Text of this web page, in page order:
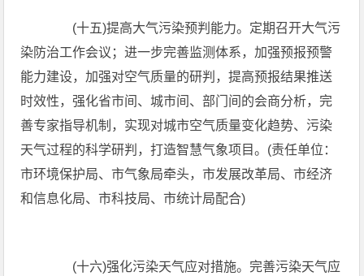
(十五)提高大气污染预判能力。定期召开大气污
染防治工作会议；进一步完善监测体系，加强预报预警
能力建设，加强对空气质量的研判，提高预报结果推送
时效性，强化省市间、城市间、部门间的会商分析，完
善专家指导机制，实现对城市空气质量变化趋势、污染
天气过程的科学研判，打造智慧气象项目。(责任单位：
市环境保护局、市气象局牵头，市发展改革局、市经济
和信息化局、市科技局、市统计局配合)
(十六)强化污染天气应对措施。完善污染天气应